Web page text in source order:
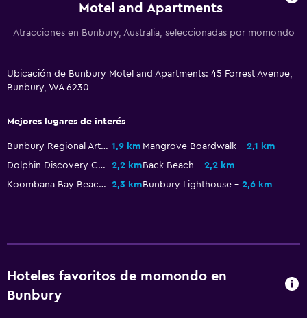
Terraza
Muebles de exterior
General
Habitaciones familiares
Zona de estar
Espacio de almacenamiento
Motel and Apartments
Atracciones en Bunbury, Australia, seleccionadas por momondo
Ubicación de Bunbury Motel and Apartments: 45 Forrest Avenue,
Bunbury, WA 6230
Mejores lugares de interés
Bunbury Regional Art Galleries 1,9 km Mangrove Boardwalk
2,1 km
Dolphin Discovery Centre
2,2 kmBack Beach
2,2 km
Koombana Bay Beach
2,3 kmBunbury Lighthouse 2,6 km
Hoteles favoritos de momondo en
Bunbury